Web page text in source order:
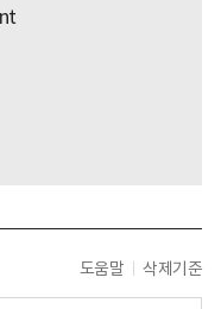
도움말 삭제기준